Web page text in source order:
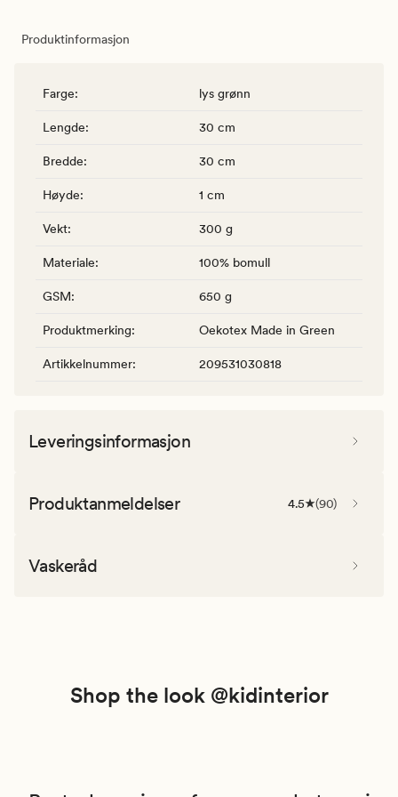
Produktinformasjon
Farge: lys grønn
Lengde: 30 cm
Bredde: 30 cm
Høyde: 1 cm
Vekt: 300 g
Materiale: 100% bomull
GSM: 650 g
Produktmerking: Oekotex Made in Green
Artikkelnummer: 209531030818
Leveringsinformasjon
Produktanmeldelser 4.5 (90)
Vaskeråd
Shop the look @kidinterior